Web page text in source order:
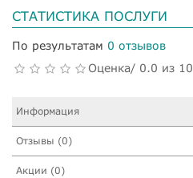
СТАТИСТИКА ПОСЛУГИ
По результатам 0 отзывов
Оценка/ 0.0 из 10
Информация
Отзывы (0)
Акции (0)